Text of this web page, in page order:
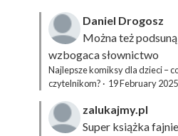
Daniel Drogosz
Można też podsuną
wzbogaca słownictwo
Najlepsze komiksy dla dzieci –
czytelnikom? · 19 February 2025
zalukajmy.pl
Super książka